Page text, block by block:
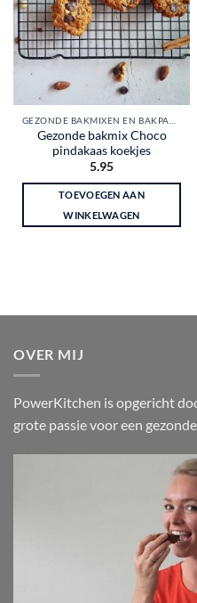
Gezonde bakmix Choco
pindakaas koekjes
5.95
TOEVOEGEN AAN
WINKELWAGEN
OVER MIJ
PowerKitchen is opgericht
grote passie voor een